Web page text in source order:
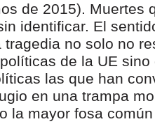
de 2015). Muertes
identificar. El
no solo no
de la UE sino
las que han
en una trampa
la mayor fosa